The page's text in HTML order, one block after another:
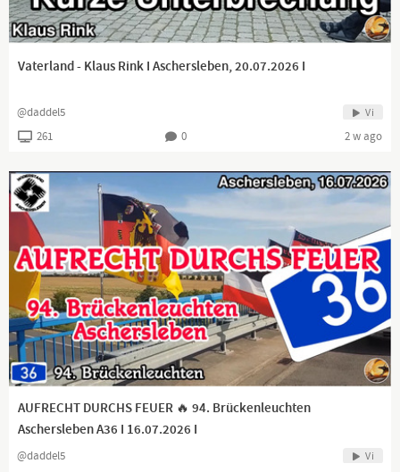
Vaterland - Klaus Rink I Aschersleben, 20.07.2026 I
@daddel5 Vi
261 0 2 w ago
AUFRECHT DURCHS FEUER 🔥 94. Brückenleuchten
Aschersleben A36 I 16.07.2026 I
@daddel5 Vi